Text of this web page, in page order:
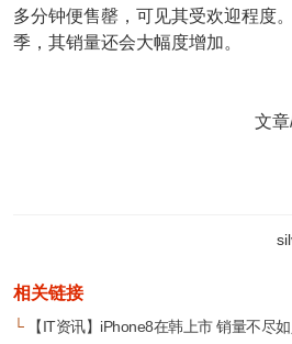
多分钟便售罄，可见其受欢迎程度
季，其销量还会大幅度增加。
文
相关链接
└【IT资讯】iPhone8在韩上市 销量不尽